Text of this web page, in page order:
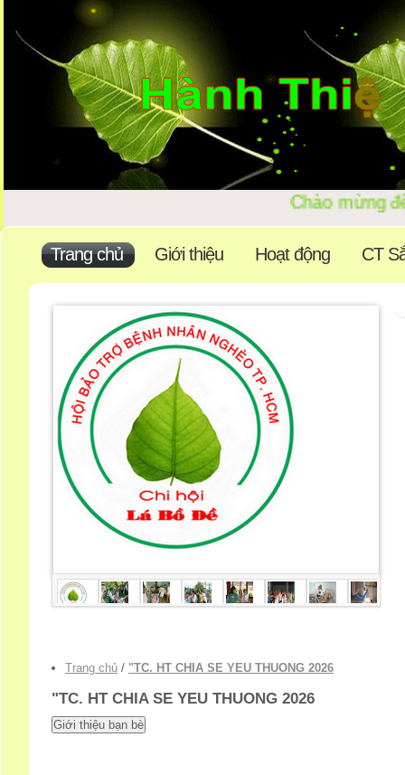
Chào
Trang chủ Giới thiệu Hoạt động CT
Trang chủ / "TC. HT CHIA SE YEU THUONG 2026
"TC. HT CHIA SE YEU THUONG 2026